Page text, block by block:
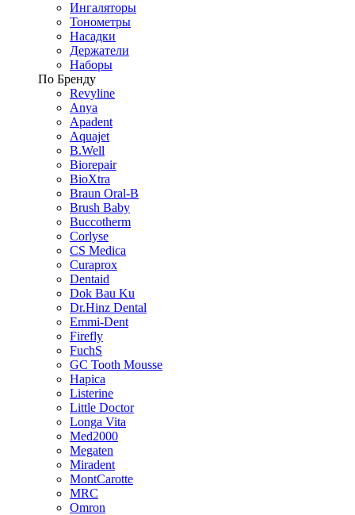
Ингаляторы
Тонометры
Насадки
Держатели
Наборы
По Бренду
Revyline
Anya
Apadent
Aquajet
B.Well
Biorepair
BioXtra
Braun Oral-B
Brush Baby
Buccotherm
Corlyse
CS Medica
Curaprox
Dentaid
Dok Bau Ku
Dr.Hinz Dental
Emmi-Dent
Firefly
FuchS
GC Tooth Mousse
Hapica
Listerine
Little Doctor
Longa Vita
Med2000
Megaten
Miradent
MontCarotte
MRC
Omron